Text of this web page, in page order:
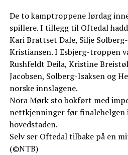
De to kamptroppene lørdag
spillere. I tillegg til Oftedal
Kari Brattset Dale, Silje
Kristiansen. I Esbjerg-troppen
Rushfeldt Deila, Kristine
Jacobsen, Solberg-Isaksen og
norske innslagene.
Nora Mørk sto bokført med
nettkjenninger før finalehelgen
hovedstaden.
Selv ser Oftedal tilbake på en
(©NTB)